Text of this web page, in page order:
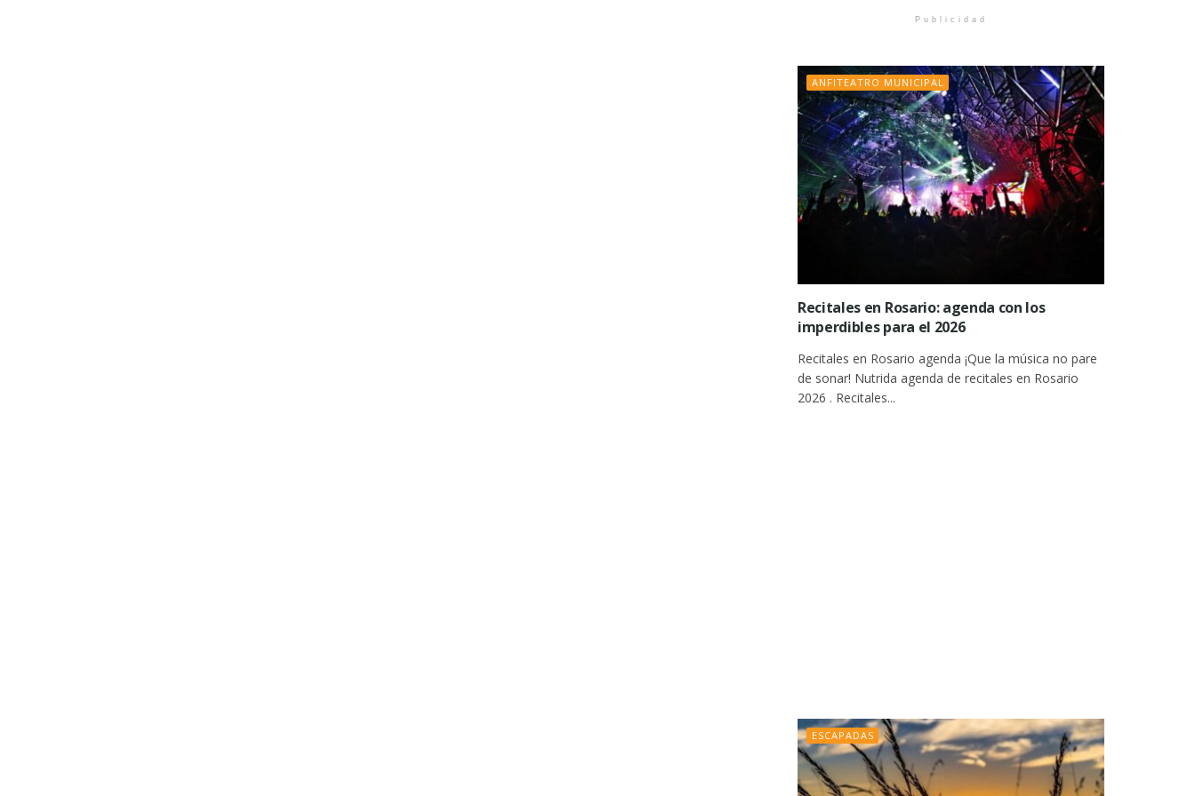
Publicidad
ANFITEATRO MUNICIPAL
Recitales en Rosario: agenda con los
imperdibles para el 2026
Recitales en Rosario agenda ¡Que la música no pare
de sonar! Nutrida agenda de recitales en Rosario
2026 . Recitales...
ESCAPADAS